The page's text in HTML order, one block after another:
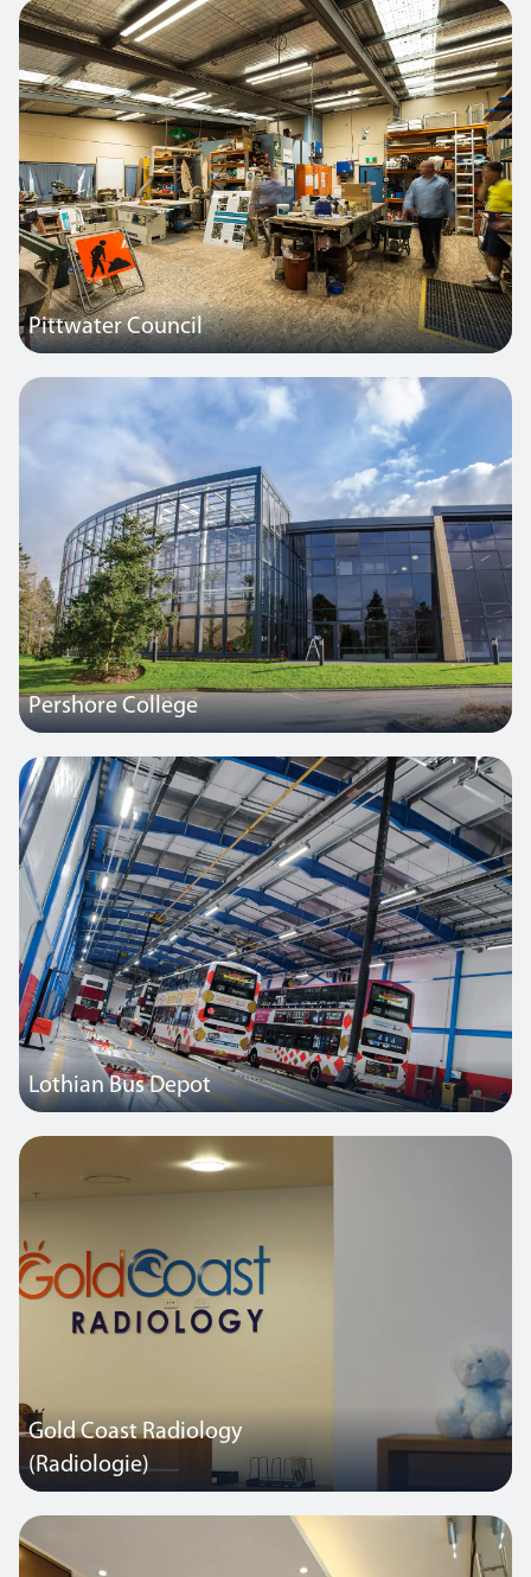
in Corby vollständig umgestaltet und in ein einzigartiges
Besuchererlebnis und Innovationszentrum verwandelt. Der Raum
wurde komplett renoviert, einschließlich der Beleuchtung von
Thorlux.
Pittwater Council
Eine kleine Lagerhalle im Besitz der Gemeinde in New South Wales,
Pershore College
Dank einer Investition in Höhe von 5,8 Millionen Pfund wurde
dieses College durch den Anbau eines modernen neuen
Glasgebäudes umgestaltet, in dem ein Wissenschafts- und
Technologiezentrum, ein neues Sammlungshaus,
Unterrichtsräume, Projekträume und eine Bibliothek
untergebracht sind.
Lothian Bus Depot
Lothian Buses ist das größte kommunale Busunternehmen im
Vereinigten Königreich.
Gold Coast Radiology
(Radiologie)
Eine privat geführte Einrichtung für diagnostische Bildgebung.